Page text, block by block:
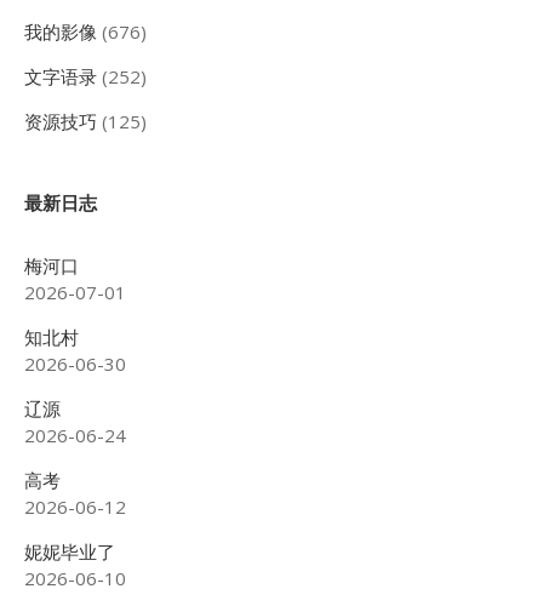
我的影像 (676)
文字语录 (252)
资源技巧 (125)
最新日志
梅河口
2026-07-01
知北村
2026-06-30
辽源
2026-06-24
高考
2026-06-12
妮妮毕业了
2026-06-10